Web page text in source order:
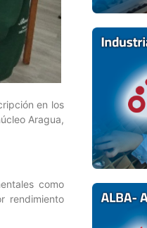
en los
Aragua,
como
rendimiento